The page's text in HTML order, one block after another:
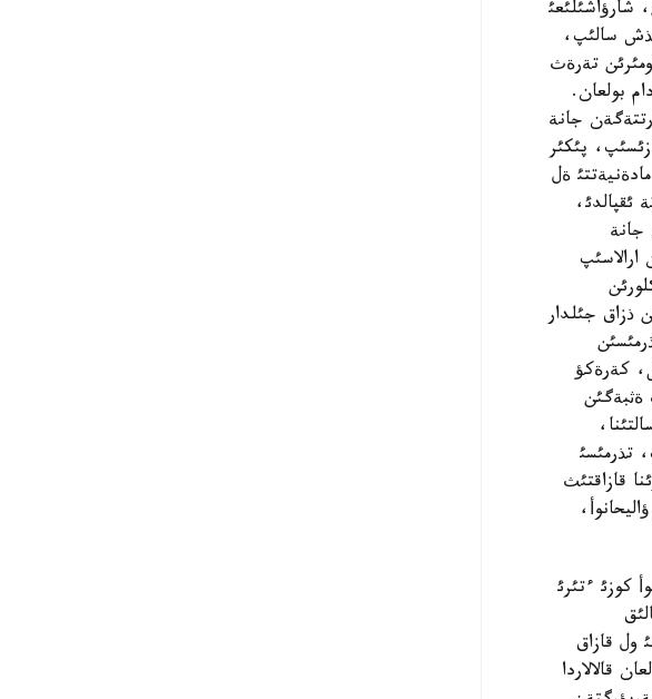
شارؤاشئلئعئ
سالئپ،
تةرةث
بولعان.
جانة
پئكئر
ةل
ئقپالدئ،
جانة
ذزاق جئلدار
كةرةكؤ
ةثبةگئن
تذرمئسئ
قازاقتئث
كوزئ ءتئرئ
ول قازاق
قالالاردا